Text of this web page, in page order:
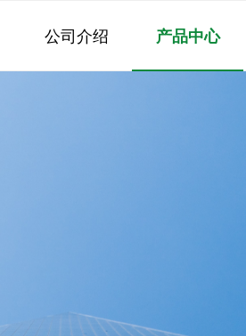
公司介绍 产品中心